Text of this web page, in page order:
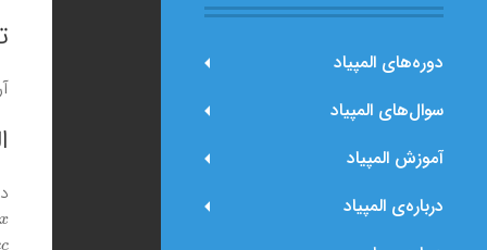
دوره‌های المپیاد
سوال‌های المپیاد
آموزش المپیاد
درباره‌ی المپیاد
c